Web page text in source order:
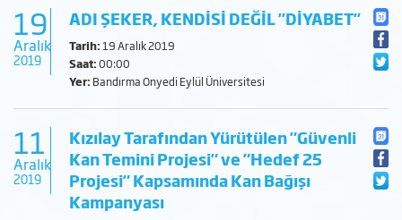
19
Aralık
2019
ADI ŞEKER, KENDİSİ DEĞİL ''DİYABET''
Tarih:19 Aralık 2019
Saat:00:00
Yer: Bandırma Onyedi Eylül Üniversitesi
11
Aralık
2019
Kızılay Tarafından Yürütülen "Güvenli
Kan Temini Projesi" ve "Hedef 25
Projesi" Kapsamında Kan Bağışı
Kampanyası